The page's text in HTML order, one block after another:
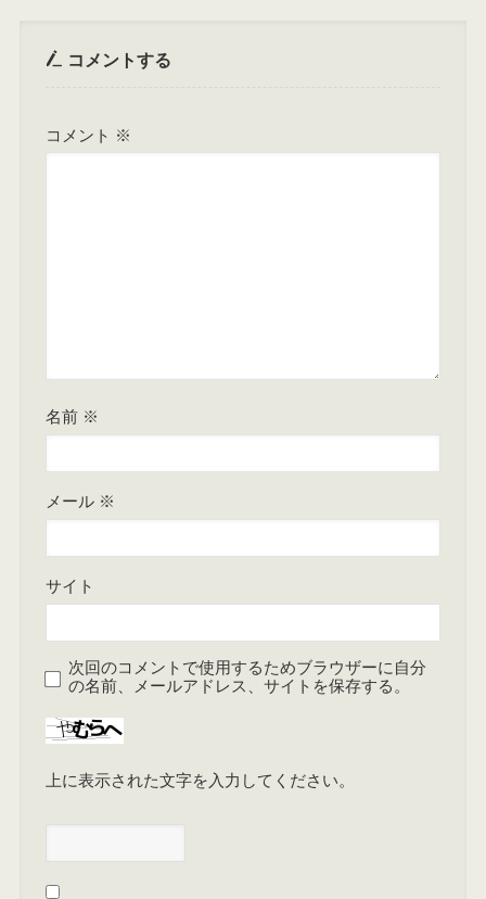
コメントする
コメント ※
名前 ※
メール ※
サイト
次回のコメントで使用するためブラウザーに自分
の名前、メールアドレス、サイトを保存する。
上に表示された文字を入力してください。